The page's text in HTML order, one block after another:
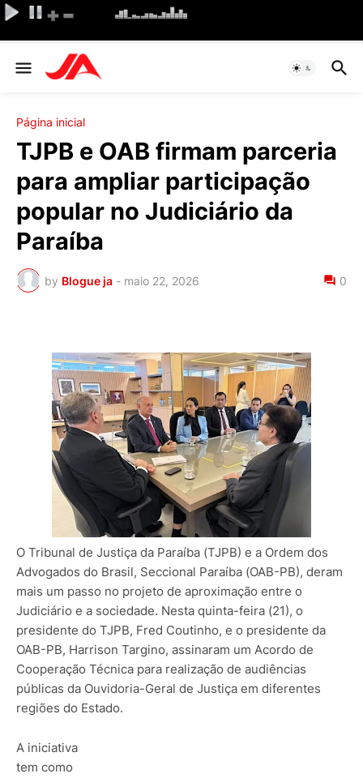
Página inicial
TJPB e OAB firmam parceria
para ampliar participação
popular no Judiciário da
Paraíba
by Blogue ja - maio 22, 2026 0
O Tribunal de Justiça da Paraíba (TJPB) e a Ordem dos
Advogados do Brasil, Seccional Paraíba (OAB-PB), deram
mais um passo no projeto de aproximação entre o
Judiciário e a sociedade. Nesta quinta-feira (21), o
presidente do TJPB, Fred Coutinho, e o presidente da
OAB-PB, Harrison Targino, assinaram um Acordo de
Cooperação Técnica para realização de audiências
públicas da Ouvidoria-Geral de Justiça em diferentes
regiões do Estado.
A iniciativa
tem como